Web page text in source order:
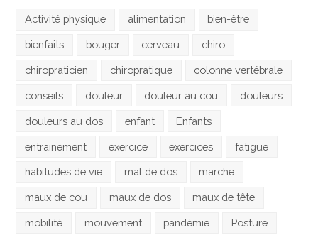
Activité physique alimentation bien-être
bienfaits bouger cerveau chiro
chiropraticien chiropratique colonne vertébrale
conseils douleur douleur au cou douleurs
douleurs au dos enfant Enfants
entrainement exercice exercices fatigue
habitudes de vie mal de dos marche
maux de cou maux de dos maux de tête
mobilité mouvement pandémie Posture